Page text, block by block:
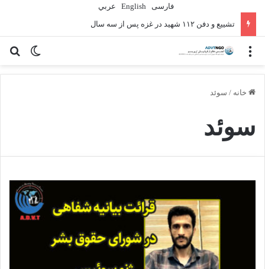
فارسی English
عربي
تشییع و دفن ۱۱۲ شهید در غزه پس از سه سال
تغییر منو
خانه / سوئد
سوئد